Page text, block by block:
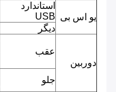
یو اس بی
استاندارد
USB
دیگر
دوربین
عقب
جلو